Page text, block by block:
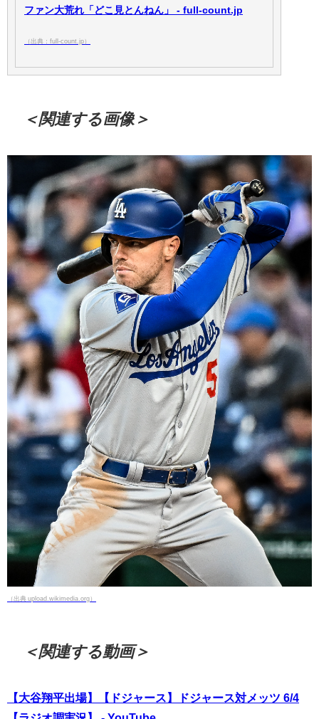
ファン大荒れ「どこ見とんねん」 - full-count.jp
（出典：full-count.jp）
＜関連する画像＞
（出典 upload.wikimedia.org）
＜関連する動画＞
【大谷翔平出場】【ドジャース】ドジャース対メッツ 6/4